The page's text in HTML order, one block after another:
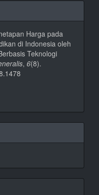
Harga pada
di Indonesia oleh
Teknologi
, 6(8).